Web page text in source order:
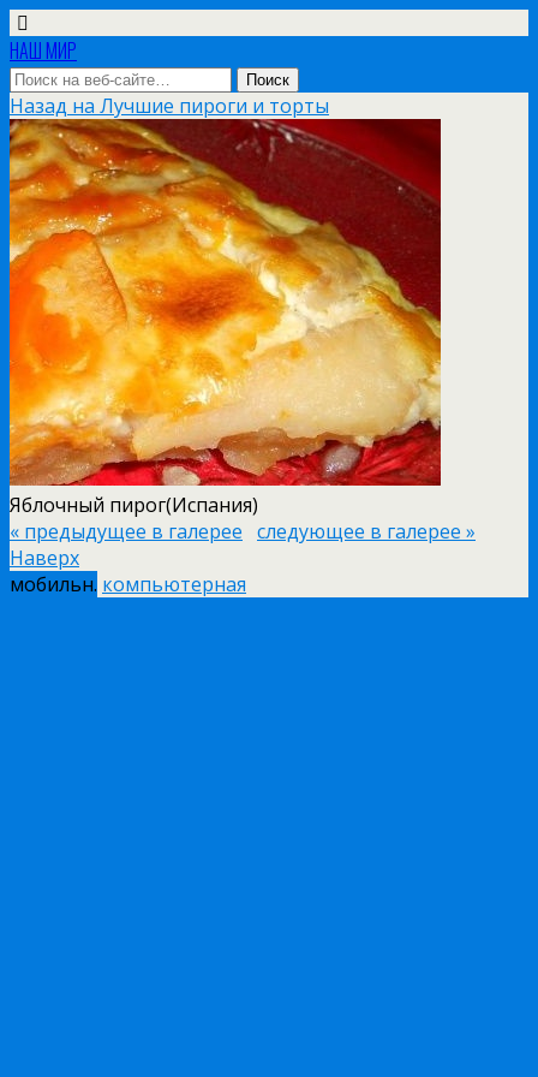
НАШ МИР
Назад на Лучшие пироги и торты
Яблочный пирог(Испания)
« предыдущее в галерее следующее в галерее »
Наверх
мобильн. компьютерная